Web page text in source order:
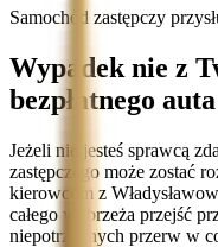
Samochód zastępczy
Wypadek nie z
bezpłatnego
Jeżeli nie jesteś sprawcą
zastępczego może zostać
kierowcom z
całego wybrzeża przejść
niepotrzebnych przerw w